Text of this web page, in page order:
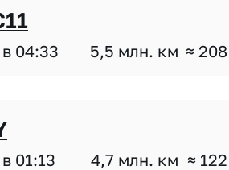
в 04:33 5,5 млн. км ≈
01:13 4,7 млн. км ≈